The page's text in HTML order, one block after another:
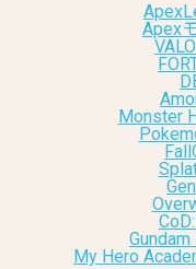
Apex
Monster
My Hero